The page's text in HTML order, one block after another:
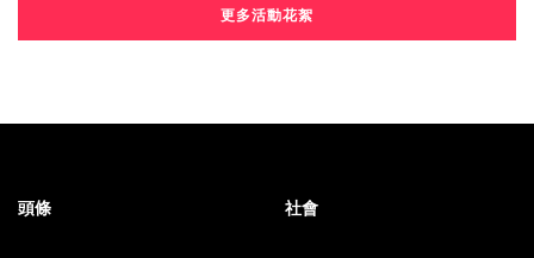
更多活動花絮
頭條 社會